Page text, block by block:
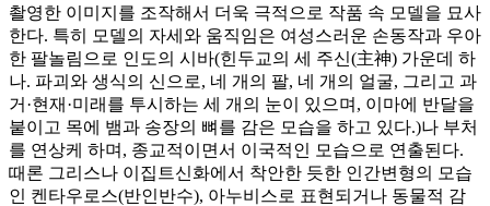
촬영한 이미지를 조작해서 더욱 극적으로 작품 속 모델을 묘사
한다. 특히 모델의 자세와 움직임은 여성스러운 손동작과 우아
한 팔놀림으로 인도의 시바(힌두교의 세 주신(主神) 가운데 하
나. 파괴와 생식의 신으로, 네 개의 팔, 네 개의 얼굴, 그리고 과
거·현재·미래를 투시하는 세 개의 눈이 있으며, 이마에 반달을
붙이고 목에 뱀과 송장의 뼈를 감은 모습을 하고 있다.)나 부처
를 연상케 하며, 종교적이면서 이국적인 모습으로 연출된다.
때론 그리스나 이집트신화에서 착안한 듯한 인간변형의 모습
인 켄타우로스(반인반수), 아누비스로 표현되거나 동물적 감